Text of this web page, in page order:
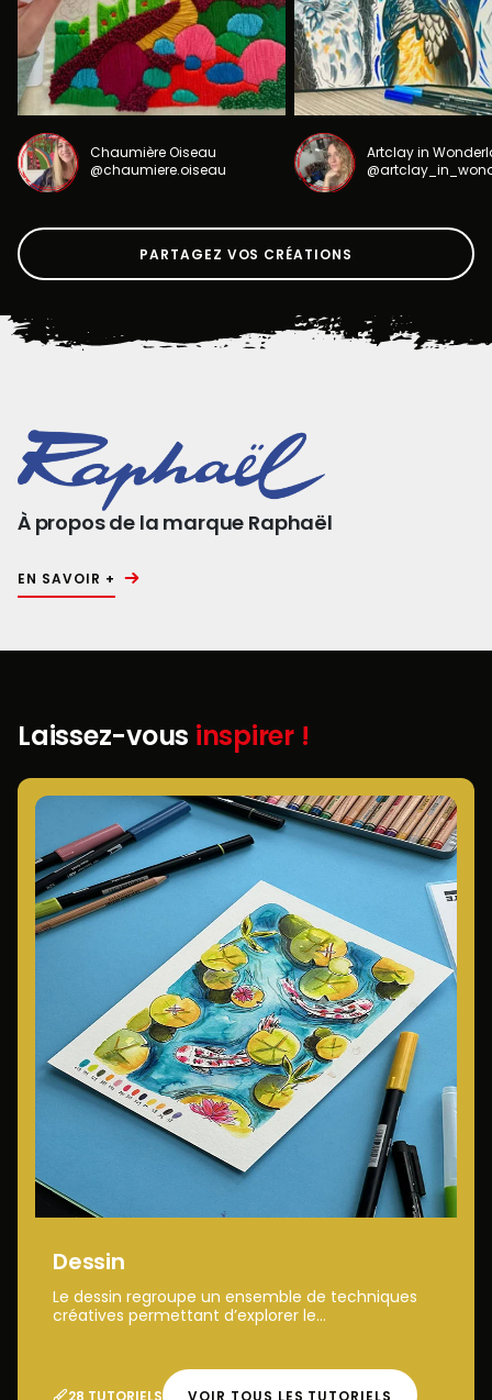
Chaumière Oiseau
@chaumiere.oiseau
Artclay in
PARTAGEZ VOS CRÉATIONS
À propos de la marque Raphaël
EN SAVOIR +
Laissez-vous inspirer !
Dessin
Le dessin regroupe un ensemble de techniques
créatives permettant d’explorer le...
28 TUTORIELS VOIR TOUS LES TUTORIELS